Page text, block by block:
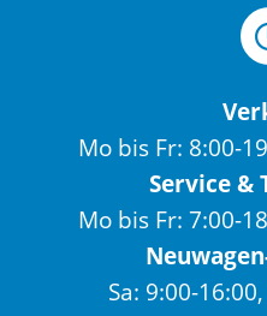
Mo bis Fr: 8:00-
Service &
Mo bis Fr: 7:00-
Sa: 9:00-